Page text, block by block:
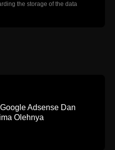
the storage of the data
Adsense Dan
Olehnya